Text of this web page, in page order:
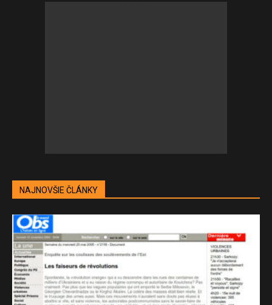
NAJNOVŠIE ČLÁNKY